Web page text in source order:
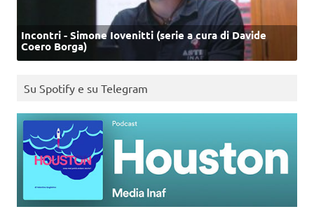
Incontri - Simone Iovenitti (serie a cura di Davide
Coero Borga)
Su Spotify e su Telegram